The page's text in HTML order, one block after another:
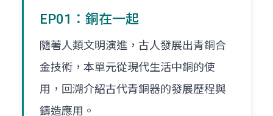
EP01：銅在一起
隨著人類文明演進，古人發展出青銅合
金技術，本單元從現代生活中銅的使
用，回溯介紹古代青銅器的發展歷程與
鑄造應用。